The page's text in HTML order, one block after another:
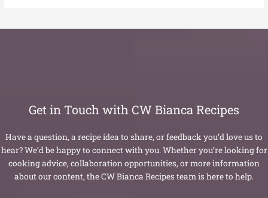
Get in Touch with CW Bianca Recipes
Have a question, a recipe idea to share, or feedback you’d love us to
hear? We’d be happy to connect with you. Whether you’re looking for
cooking advice, collaboration opportunities, or more information
about our content, the CW Bianca Recipes team is here to help.